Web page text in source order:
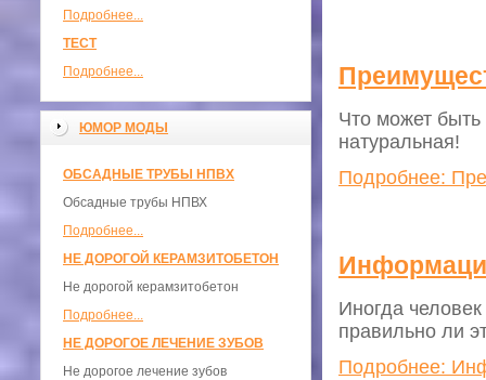
Подробнее...
ТЕСТ
Подробнее...
ЮМОР МОДЫ
ОБСАДНЫЕ ТРУБЫ НПВХ
Обсадные трубы НПВХ
Подробнее...
НЕ ДОРОГОЙ КЕРАМЗИТОБЕТОН
Не дорогой керамзитобетон
Подробнее...
НЕ ДОРОГОЕ ЛЕЧЕНИЕ ЗУБОВ
Не дорогое лечение зубов
Что может быть
натуральная!
Подробнее:
Иногда
правильно ли
Подробнее: